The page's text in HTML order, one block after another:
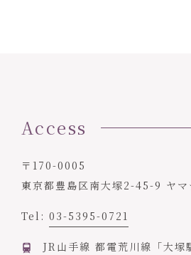
Access
〒170-0005
東京都豊島区南大塚2-45-9 ヤマ
Tel: 03-5395-0721
JR山手線 都電荒川線「大塚